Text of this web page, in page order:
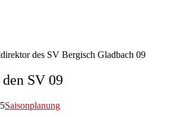
SV 09
Saisonplanung